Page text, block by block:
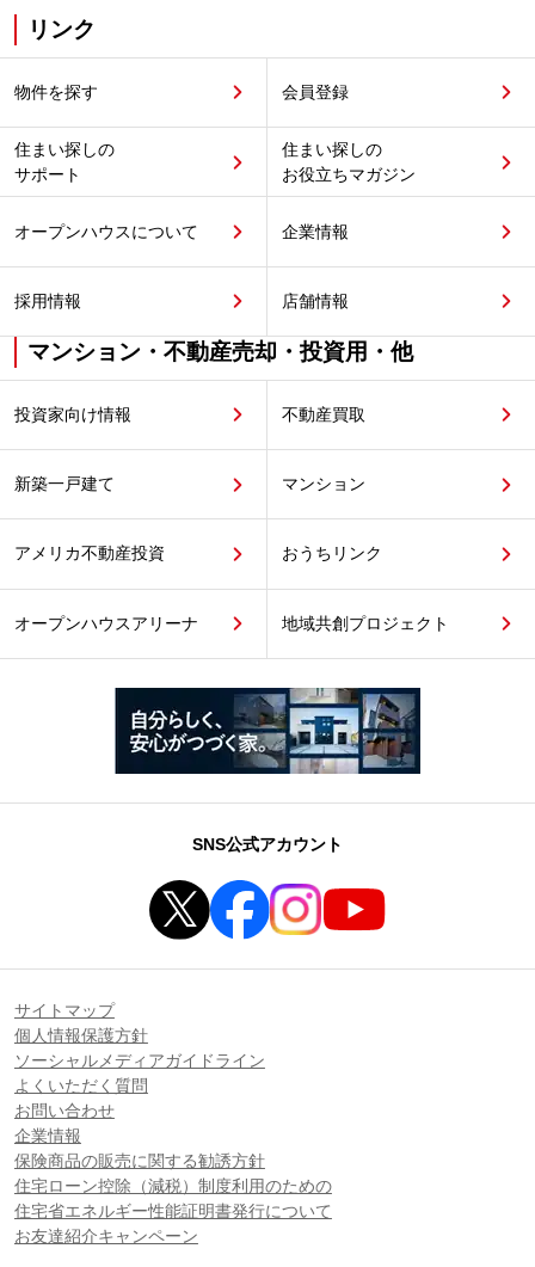
リンク
物件を探す 会員登録
住まい探しの
サポート
住まい探しの
お役立ちマガジン
オープンハウスについて 企業情報
採用情報 店舗情報
マンション・不動産売却・投資用・他
投資家向け情報 不動産買取
新築一戸建て マンション
アメリカ不動産投資 おうちリンク
オープンハウスアリーナ 地域共創プロジェクト
SNS公式アカウント
サイトマップ
個人情報保護方針
ソーシャルメディアガイドライン
よくいただく質問
お問い合わせ
企業情報
保険商品の販売に関する勧誘方針
住宅ローン控除（減税）制度利用のための
住宅省エネルギー性能証明書発行について
お友達紹介キャンペーン